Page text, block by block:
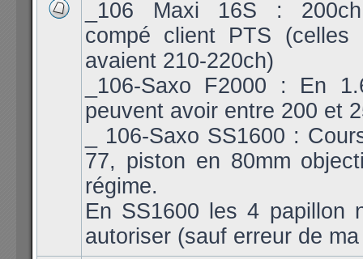
_106 Maxi 16S :
compé client PTS (celles
avaient 210-220ch)
_106-Saxo F2000 : En
peuvent avoir entre 200 et
_ 106-Saxo SS1600 :
77, piston en 80mm
régime.
En SS1600 les 4 papillon
autoriser (sauf erreur de